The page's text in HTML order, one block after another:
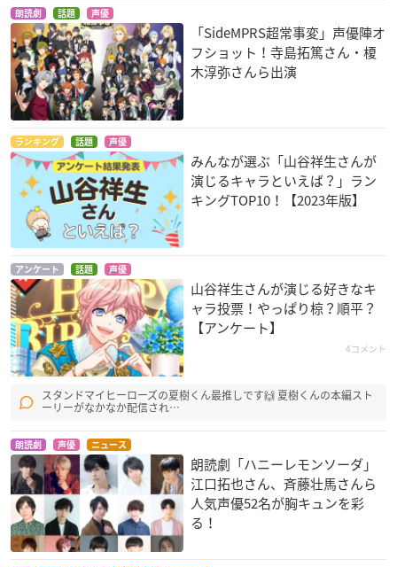
朗読劇 話題 声優
「SideMPRS超常事変」声優陣オ
フショット！寺島拓篤さん・榎
木淳弥さんら出演
ランキング 話題 声優
みんなが選ぶ「山谷祥生さんが
演じるキャラといえば？」ラン
キングTOP10！【2023年版】
アンケート 話題 声優
山谷祥生さんが演じる好きなキ
ャラ投票！やっぱり椋？順平？
【アンケート】
4コメント
スタンドマイヒーローズの夏樹くん最推しです🙌 夏樹くんの本編スト
ーリーがなかなか配信され…
朗読劇 声優 ニュース
朗読劇「ハニーレモンソーダ」
江口拓也さん、斉藤壮馬さんら
人気声優52名が胸キュンを彩
る！